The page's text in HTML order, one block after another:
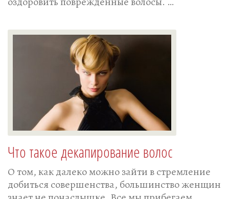
Что такое декапирование волос
О том, как далеко можно зайти в стремление
добиться совершенства, большинство женщин